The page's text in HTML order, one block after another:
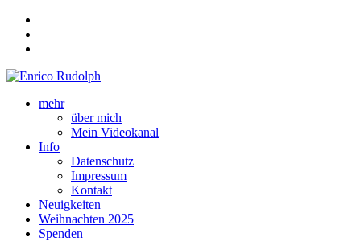
mehr
über mich
Mein Videokanal
Info
Datenschutz
Impressum
Kontakt
Neuigkeiten
Weihnachten 2025
Spenden